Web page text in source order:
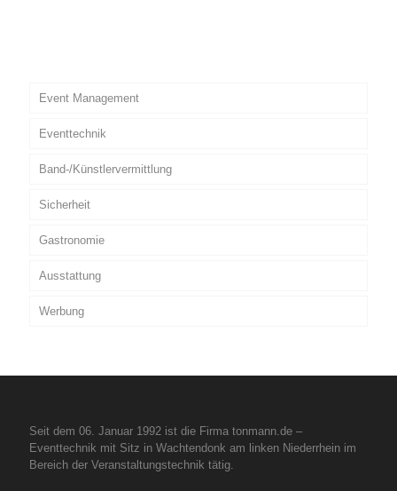
Event Management
Eventtechnik
Band-/Künstlervermittlung
Sicherheit
Gastronomie
Ausstattung
Werbung
Seit dem 06. Januar 1992 ist die Firma tonmann.de –
Eventtechnik mit Sitz in Wachtendonk am linken Niederrhein im
Bereich der Veranstaltungstechnik tätig.